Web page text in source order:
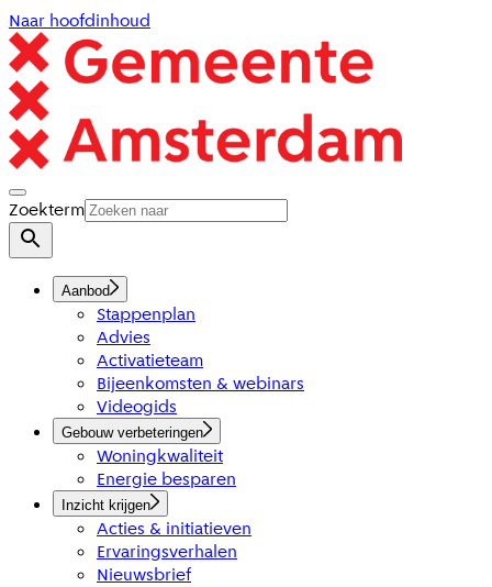
Naar hoofdinhoud
Zoekterm
Aanbod
Stappenplan
Advies
Activatieteam
Bijeenkomsten & webinars
Videogids
Gebouw verbeteringen
Woningkwaliteit
Energie besparen
Inzicht krijgen
Acties & initiatieven
Ervaringsverhalen
Nieuwsbrief